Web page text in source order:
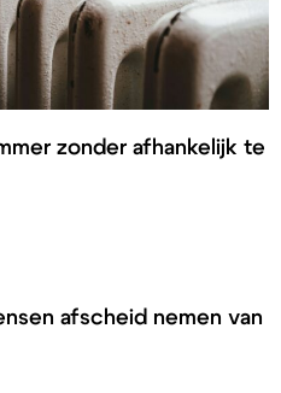
zonder afhankelijk te
afscheid nemen van